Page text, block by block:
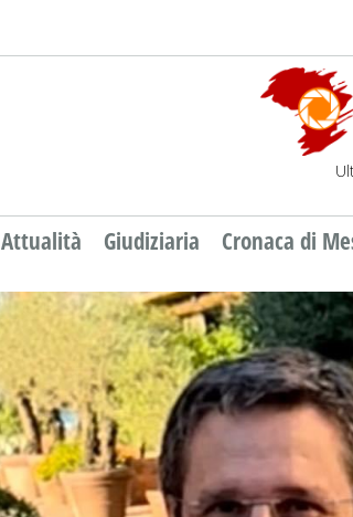
Attualità Giudiziaria Cronaca di